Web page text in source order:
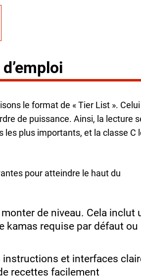
le format de « Tier List ». Celui
de puissance. Ainsi, la lecture
plus importants, et la classe C
pour atteindre le haut du
de niveau. Cela inclut
kamas requise par défaut ou
instructions et interfaces
recettes facilement